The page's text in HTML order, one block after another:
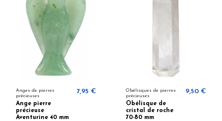
Anges de pierres
précieuses
Ange pierre
précieuse
Aventurine 40 mm
7,95 €
Obélisques de pierres
précieuses
Obélisque de
cristal de roche
70-80 mm
9,50 €